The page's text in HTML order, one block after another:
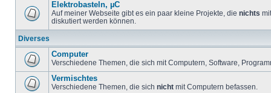
Elektrobasteln, µC
Auf meiner Webseite gibt es ein paar kleine Projekte, die nichts
diskutiert werden können.
Diverses
Computer
Verschiedene Themen, die sich mit Computern, Software,
Vermischtes
Verschiedene Themen, die sich nicht mit Computern befassen.